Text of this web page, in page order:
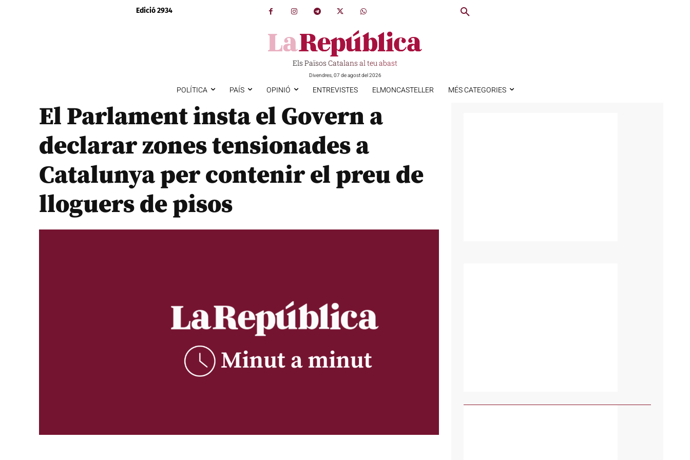
Edició 2934
Els Països Catalans al teu abast
Divendres, 07 de agost del 2026
POLÍTICA PAÍS OPINIÓ ENTREVISTES ELMONCASTELLER MÉS CATEGORIES
El Parlament insta el Govern a
declarar zones tensionades a
Catalunya per contenir el preu de
lloguers de pisos